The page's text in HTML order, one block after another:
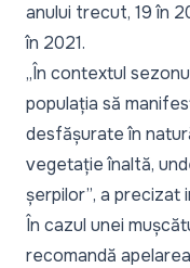
anului trecut, 19 în
în 2021.
„În contextul
populația să
desfășurate în
vegetație înaltă,
șerpilor”, a precizat
În cazul unei
recomandă